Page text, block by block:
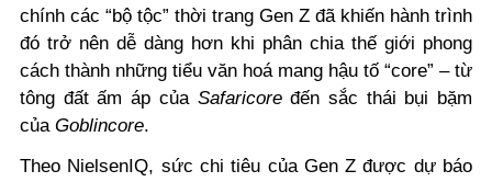
chính các “bộ tộc” thời trang Gen Z đã khiến hành trình
đó trở nên dễ dàng hơn khi phân chia thế giới phong
cách thành những tiểu văn hoá mang hậu tố “core” – từ
tông đất ấm áp của Safaricoređến sắc thái bụi bặm
của Goblincore.
Theo NielsenIQ, sức chi tiêu của Gen Z được dự báo